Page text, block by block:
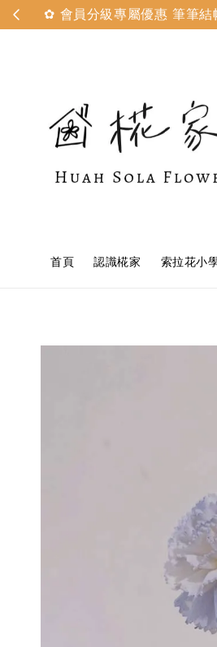
✿ 會員分級專屬優惠 筆筆
首頁 認識椛家 索拉花小